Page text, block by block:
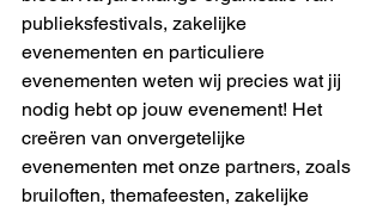
publieksfestivals, zakelijke
evenementen en particuliere
evenementen weten wij precies wat jij
nodig hebt op jouw evenement! Het
creëren van onvergetelijke
evenementen met onze partners, zoals
bruiloften, themafeesten, zakelijke